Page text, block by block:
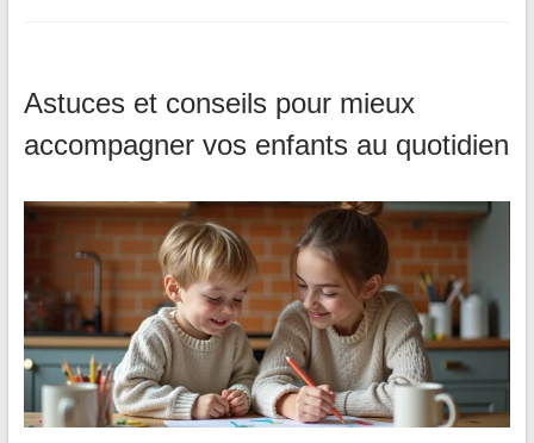
Astuces et conseils pour mieux
accompagner vos enfants au quotidien